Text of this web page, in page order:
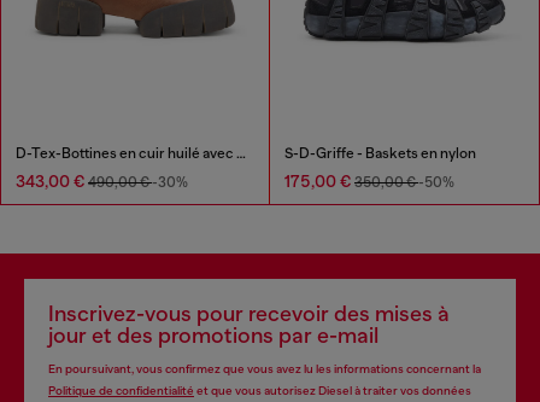
D-Tex-Bottines en cuir huilé avec semelle fendue
343,00 € 490,00 €-30%
S-D-Griffe - Baskets en nylon
175,00 € 350,00 €-50%
Inscrivez-vous pour recevoir des mises à
jour et des promotions par e-mail
En poursuivant, vous confirmez que vous avez lu les informations concernant la
Politique de confidentialité et que vous autorisez Diesel à traiter vos données